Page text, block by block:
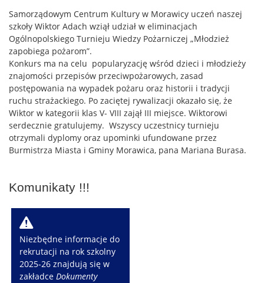
Samorządowym Centrum Kultury w Morawicy uczeń naszej
szkoły Wiktor Adach wziął udział w eliminacjach
Ogólnopolskiego Turnieju Wiedzy Pożarniczej „Młodzież
zapobiega pożarom”.
Konkurs ma na celu popularyzację wśród dzieci i młodzieży
znajomości przepisów przeciwpożarowych, zasad
postępowania na wypadek pożaru oraz historii i tradycji
ruchu strażackiego. Po zaciętej rywalizacji okazało się, że
Wiktor w kategorii klas V- VIII zajął III miejsce. Wiktorowi
serdecznie gratulujemy. Wszyscy uczestnicy turnieju
otrzymali dyplomy oraz upominki ufundowane przez
Burmistrza Miasta i Gminy Morawica, pana Mariana Burasa.
Komunikaty !!!
W
Niezbędne informacje do
rekrutacji na rok szkolny
2025-26 znajdują się w
zakładceDokumenty